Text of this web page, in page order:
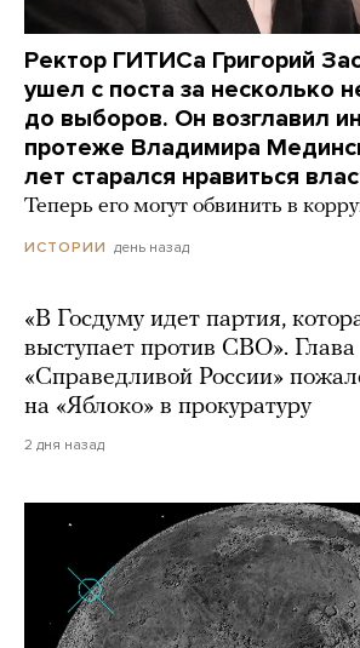
Ректор ГИТИСа Григорий
ушел с поста за несколько
до выборов. Он возглавил
протеже Владимира
лет старался нравиться
Теперь его могут обвинить в
ИСТОРИИ день назад
«В Госдуму идет партия,
выступает против СВО». Глава
«Справедливой России»
на «Яблоко» в прокуратуру
2 дня назад